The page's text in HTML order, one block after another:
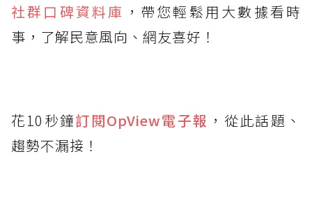
社群口碑資料庫 ，帶您輕鬆用大數據看時
事，了解民意風向、網友喜好！
花10秒鐘訂閱OpView電子報 ，從此話題、
趨勢不漏接！